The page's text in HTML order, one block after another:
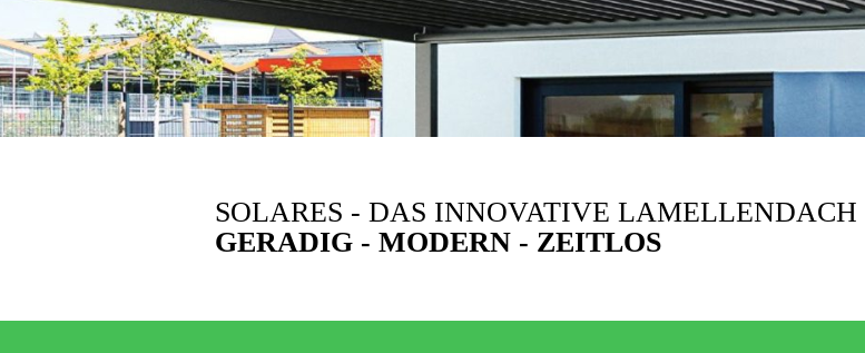
SOLARES - DAS INNOVATIVE LAMELLENDACH
GERADIG - MODERN - ZEITLOS